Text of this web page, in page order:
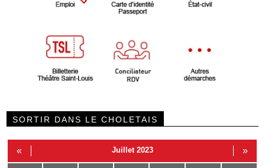
SORTIR DANS LE CHOLETAIS
« Juillet 2023 »